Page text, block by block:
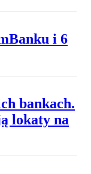
i 6
bankach.
lokaty na